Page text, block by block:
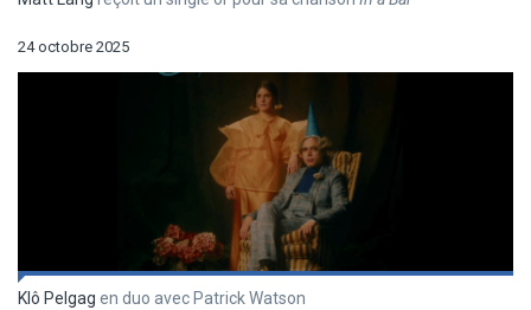
24 octobre 2025
Klô Pelgag en duo avec Patrick Watson